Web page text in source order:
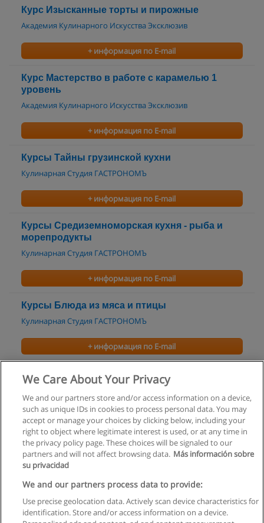
Курс Изысканные торты и пирожные
Академия Кулинарного Искусства Эксклюзив
+ информация по E-mail
Курс Мастерство в работе с карамелью 1
уровень
Академия Кулинарного Искусства Эксклюзив
+ информация по E-mail
Курсы Тайны грузинской кухни
Кулинарная Студия ГАСТРОНОМЪ
+ информация по E-mail
Курсы Средиземноморская кухня - рыба и
морепродукты
Кулинарная Студия ГАСТРОНОМЪ
+ информация по E-mail
Курсы Блюда из мяса и птицы
Кулинарная Студия ГАСТРОНОМЪ
+ информация по E-mail
Курсы истории костюма на Востоке
+ информация по E-mail
Правила пользования
Конфиденциальность информации
We Care About Your Privacy
We and our partners store and/or access information on a device,
such as unique IDs in cookies to process personal data. You may
accept or manage your choices by clicking below, including your
right to object where legitimate interest is used, or at any time in
the privacy policy page. These choices will be signaled to our
partners and will not affect browsing data. Más información sobre
su privacidad
We and our partners process data to provide:
Use precise geolocation data. Actively scan device characteristics for
identification. Store and/or access information on a device.